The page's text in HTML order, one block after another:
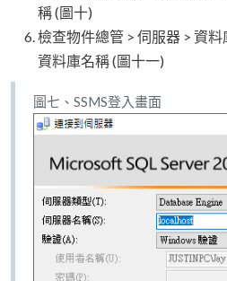
稱 (圖十)
檢查物件總管 > 伺服器 > 資
資料庫名稱 (圖十一)
圖七、SSMS登入畫面